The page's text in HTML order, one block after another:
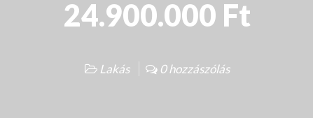
24.900.000 Ft
Lakás 0 hozzászólás